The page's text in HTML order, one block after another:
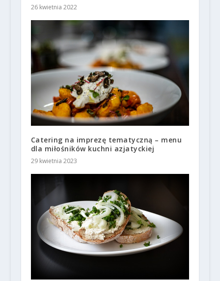
26 kwietnia 2022
Catering na imprezę tematyczną – menu
dla miłośników kuchni azjatyckiej
29 kwietnia 2023